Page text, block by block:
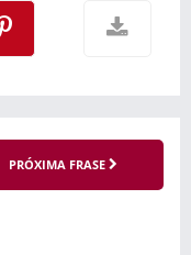
PRÓXIMA FRASE